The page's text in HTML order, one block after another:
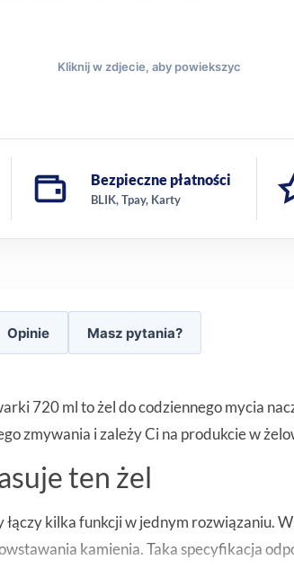
Bezpieczne płatności
BLIK, Tpay, Karty
Opinie Masz pytania?
720 ml to żel do codziennego mycia
zmywania i zależy Ci na produkcie w
ten żel
kilka funkcji w jednym rozwiązaniu.
kamienia. Taka specyfikacja